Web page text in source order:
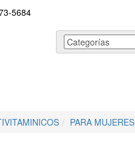
5684
PARA MUJERES